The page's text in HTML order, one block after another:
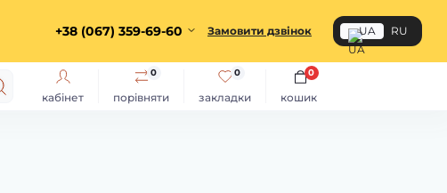
+38 (067) 359-69-60 Замовити дзвінок UA RU
кабінет порівняти
0
закладки
0
кошик
0